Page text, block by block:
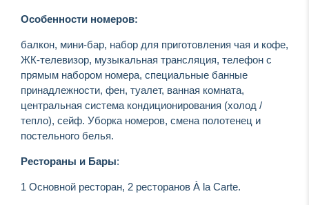
Особенности номеров:
балкон, мини-бар, набор для приготовления чая и кофе,
ЖК-телевизор, музыкальная трансляция, телефон с
прямым набором номера, специальные банные
принадлежности, фен, туалет, ванная комната,
центральная система кондиционирования (холод /
тепло), сейф. Уборка номеров, смена полотенец и
постельного белья.
Рестораны и Бары:
1 Основной ресторан, 2 ресторанов À la Carte.